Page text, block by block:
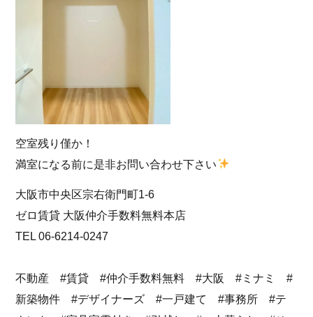
空室残り僅か！
満室になる前に是非お問い合わせ下さい
大阪市中央区宗右衛門町1-6
ゼロ賃貸 大阪仲介手数料無料本店
TEL 06-6214-0247
不動産 #賃貸 #仲介手数料無料 #大阪 #ミナミ #
新築物件 #デザイナーズ #一戸建て #事務所 #テ